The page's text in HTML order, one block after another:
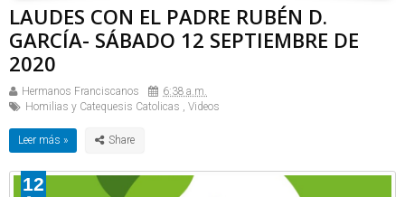
LAUDES CON EL PADRE RUBÉN D.
GARCÍA- SÁBADO 12 SEPTIEMBRE DE
2020
Hermanos Franciscanos
6:38 a.m.
Homilias y Catequesis Catolicas , Videos
Leer más »
12